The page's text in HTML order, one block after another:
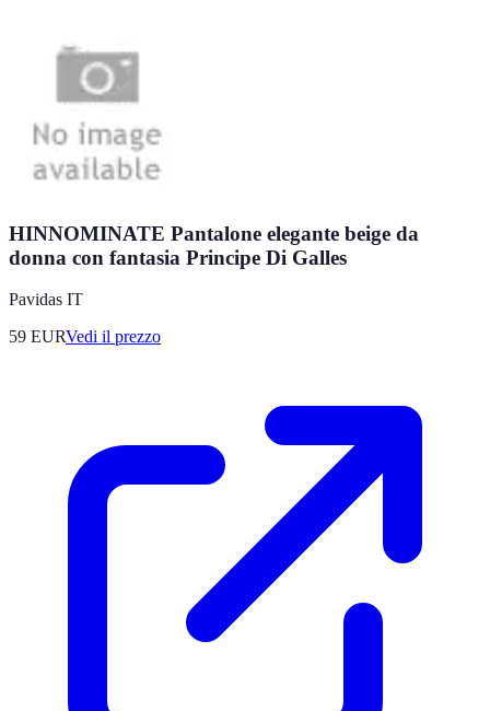
HINNOMINATE Pantalone elegante beige da
donna con fantasia Principe Di Galles
Pavidas IT
59 EURVedi il prezzo